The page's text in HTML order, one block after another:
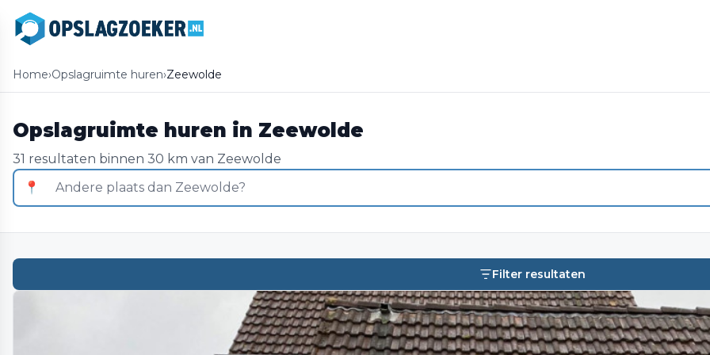
Home›Opslagruimte huren›Zeewolde
Opslagruimte huren in Zeewolde
31 resultaten binnen 30 km van Zeewolde
📍
Filter resultaten